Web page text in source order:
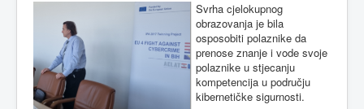
Svrha cjelokupnog
obrazovanja je bila
osposobiti polaznike da
prenose znanje i vode svoje
polaznike u stjecanju
kompetencija u području
kibernetičke sigurnosti.